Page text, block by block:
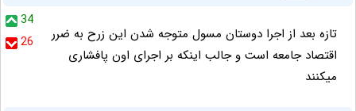
34
26
تازه بعد از اجرا دوستان مسول متوجه شدن این زرح به ضرر
اقتصاد جامعه است و جالب اینکه بر اجرای اون پافشاری
میکنند